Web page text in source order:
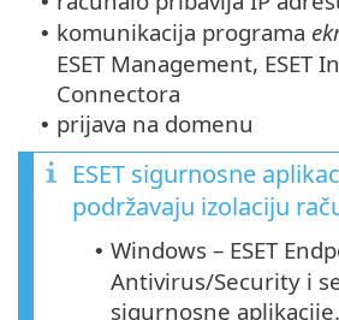
• komunikacija programa
ESET Management, ESET
Connectora
• prijava na domenu
ESET sigurnosne
podržavaju izolaciju
• Windows – ESET
Antivirus/Security i
sigurnosne aplikacije.